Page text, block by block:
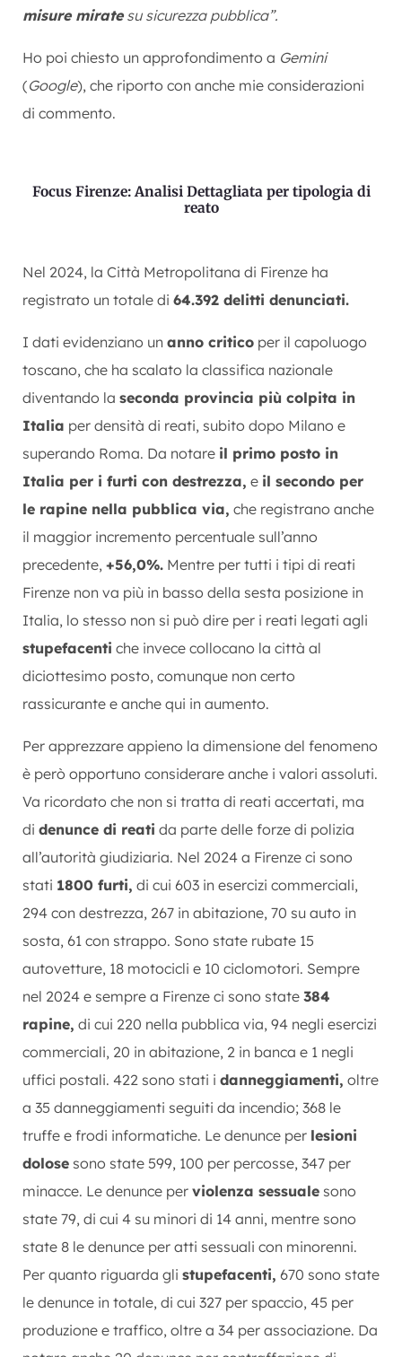
misure miratesu sicurezza pubblica”.
Ho poi chiesto un approfondimento a Gemini
(Google), che riporto con anche mie considerazioni
di commento.
Focus Firenze: Analisi Dettagliata per tipologia di
reato
Nel 2024, la Città Metropolitana di Firenze ha
registrato un totale di 64.392 delitti denunciati.
I dati evidenziano un anno critico per il capoluogo
toscano, che ha scalato la classifica nazionale
diventando la seconda provincia più colpita in
Italia per densità di reati, subito dopo Milano e
superando Roma. Da notare il primo posto in
Italia per i furti con destrezza, e il secondo per
le rapine nella pubblica via, che registrano anche
il maggior incremento percentuale sull’anno
precedente, +56,0%. Mentre per tutti i tipi di reati
Firenze non va più in basso della sesta posizione in
Italia, lo stesso non si può dire per i reati legati agli
stupefacenti che invece collocano la città al
diciottesimo posto, comunque non certo
rassicurante e anche qui in aumento.
Per apprezzare appieno la dimensione del fenomeno
è però opportuno considerare anche i valori assoluti.
Va ricordato che non si tratta di reati accertati, ma
di denunce di reati da parte delle forze di polizia
all’autorità giudiziaria. Nel 2024 a Firenze ci sono
stati 1800 furti, di cui 603 in esercizi commerciali,
294 con destrezza, 267 in abitazione, 70 su auto in
sosta, 61 con strappo. Sono state rubate 15
autovetture, 18 motocicli e 10 ciclomotori. Sempre
nel 2024 e sempre a Firenze ci sono state 384
rapine, di cui 220 nella pubblica via, 94 negli esercizi
commerciali, 20 in abitazione, 2 in banca e 1 negli
uffici postali. 422 sono stati i danneggiamenti, oltre
a 35 danneggiamenti seguiti da incendio; 368 le
truffe e frodi informatiche. Le denunce per lesioni
dolose sono state 599, 100 per percosse, 347 per
minacce. Le denunce per violenza sessuale sono
state 79, di cui 4 su minori di 14 anni, mentre sono
state 8 le denunce per atti sessuali con minorenni.
Per quanto riguarda gli stupefacenti, 670 sono state
le denunce in totale, di cui 327 per spaccio, 45 per
produzione e traffico, oltre a 34 per associazione. Da